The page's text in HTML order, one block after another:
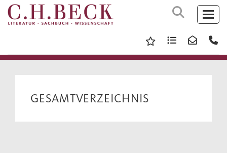
GESAMTVERZEICHNIS